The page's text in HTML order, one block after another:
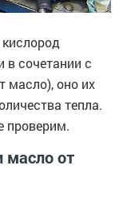
в сочетании с
масло), оно их
тепла.
проверим.
масло от